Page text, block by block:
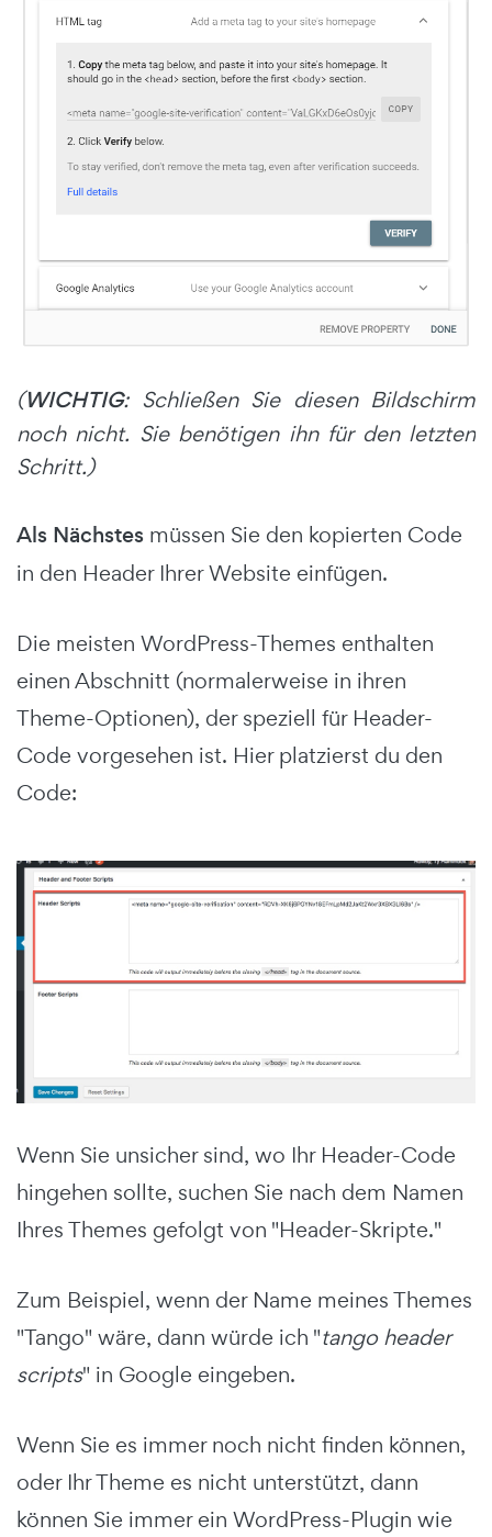
(WICHTIG: Schließen Sie diesen Bildschirm
noch nicht. Sie benötigen ihn für den letzten
Schritt.)
Als Nächstes müssen Sie den kopierten Code
in den Header Ihrer Website einfügen.
Die meisten WordPress-Themes enthalten
einen Abschnitt (normalerweise in ihren
Theme-Optionen), der speziell für Header-
Code vorgesehen ist. Hier platzierst du den
Code:
Wenn Sie unsicher sind, wo Ihr Header-Code
hingehen sollte, suchen Sie nach dem Namen
Ihres Themes gefolgt von "Header-Skripte."
Zum Beispiel, wenn der Name meines Themes
"Tango" wäre, dann würde ich "tango header
scripts" in Google eingeben.
Wenn Sie es immer noch nicht finden können,
oder Ihr Theme es nicht unterstützt, dann
können Sie immer ein WordPress-Plugin wie